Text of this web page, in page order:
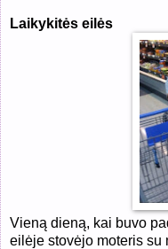
Laikykitės eilės
Vieną dieną, kai buvo
eilėje stovėjo moteris